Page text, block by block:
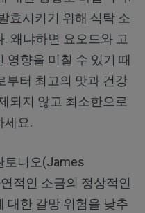
효시키기 위해 식탁 소
왜냐하면 요오드와 고
영향을 미칠 수 있기 때
부터 최고의 맛과 건강
되지 않고 최소한으로
세요.
토니오(James
적인 소금의 정상적인
대한 갈망 위험을 낮추